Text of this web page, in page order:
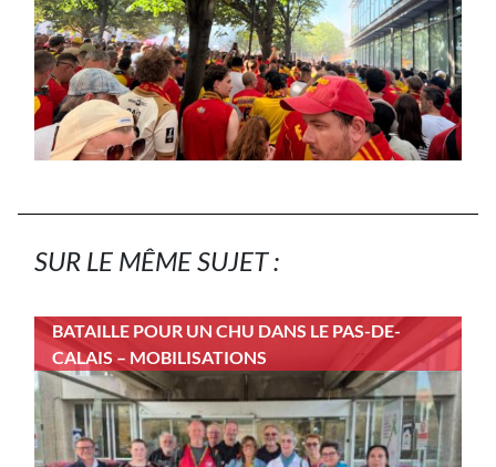
SUR LE MÊME SUJET :
BATAILLE POUR UN CHU DANS LE PAS-DE-
CALAIS – MOBILISATIONS